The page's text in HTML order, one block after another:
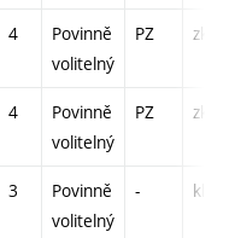
4
Povinně
volitelný
PZ zk
4
Povinně
volitelný
PZ zk
3
Povinně
volitelný
- kl